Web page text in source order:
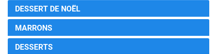
DESSERT DE NOËL
MARRONS
DESSERTS